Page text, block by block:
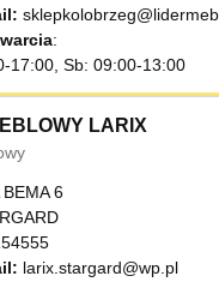
17:00, Sb: 09:00-13:00
LARIX
6
larix.stargard@wp.pl